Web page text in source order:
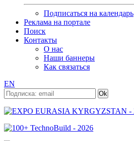
Подписаться на календарь
Реклама на портале
Поиск
Контакты
О нас
Наши баннеры
Как связаться
EN